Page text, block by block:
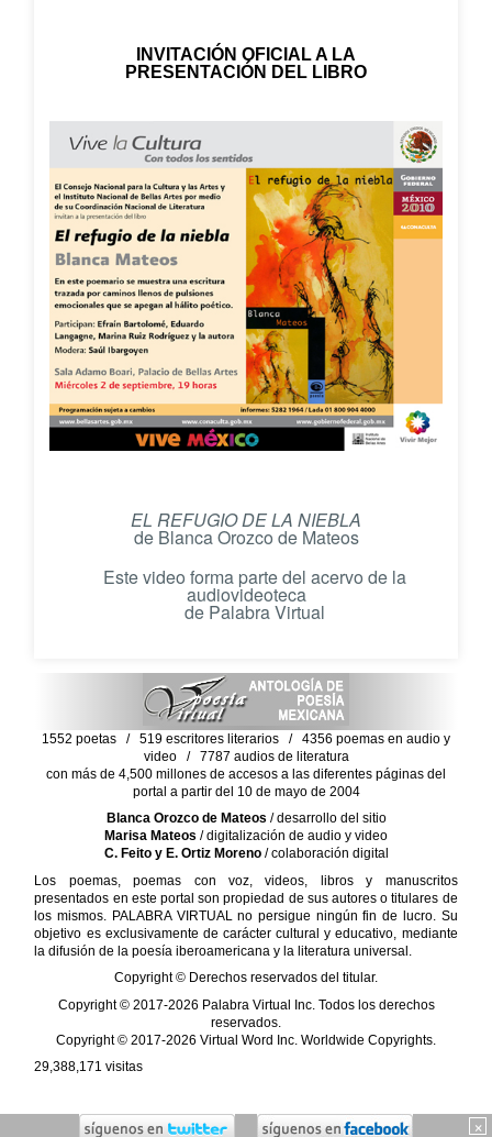
INVITACIÓN OFICIAL A LA
PRESENTACIÓN DEL LIBRO
EL REFUGIO DE LA NIEBLA
de Blanca Orozco de Mateos
Este video forma parte del acervo de la
audiovideoteca
de Palabra Virtual
×
1552 poetas / 519 escritores literarios / 4356 poemas en audio y
video / 7787 audios de literatura
con más de 4,500 millones de accesos a las diferentes páginas del
portal a partir del 10 de mayo de 2004
Blanca Orozco de Mateos / desarrollo del sitio
Marisa Mateos / digitalización de audio y video
C. Feito y E. Ortiz Moreno/ colaboración digital
Los poemas, poemas con voz, videos, libros y manuscritos
presentados en este portal son propiedad de sus autores o titulares de
los mismos. PALABRA VIRTUAL no persigue ningún fin de lucro. Su
objetivo es exclusivamente de carácter cultural y educativo, mediante
la difusión de la poesía iberoamericana y la literatura universal.
Copyright © Derechos reservados del titular.
Copyright © 2017-2026 Palabra Virtual Inc. Todos los derechos
reservados.
Copyright © 2017-2026 Virtual Word Inc. Worldwide Copyrights.
29,388,171 visitas